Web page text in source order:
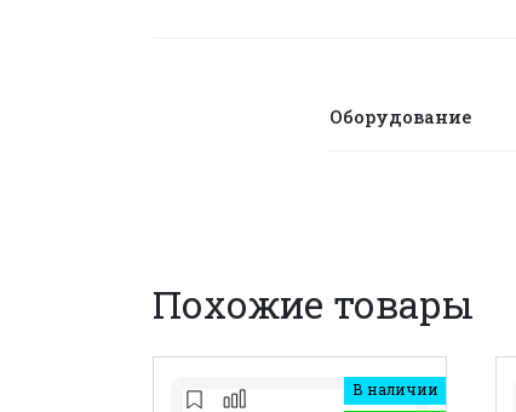
Оборудование
Похожие товары
В наличии